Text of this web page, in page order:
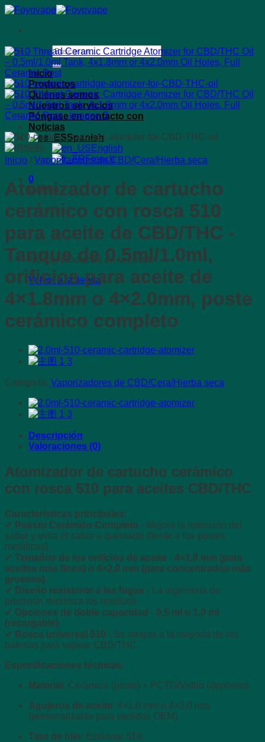
Saltar
contenido
Buscar:
Inicio
Productos
Quiénes somos
Nuestros servicios
Póngase en contacto con
Noticias
Spanish
English
French
0
Carrito
No hay productos en la cesta.
Volver a la tienda
Inicio / Vaporizadores de CBD/Cera/Hierba seca
Atomizador de cartucho
cerámico con rosca 510
para aceite de CBD/THC -
Tanque de 0.5ml/1.0ml,
orificios para aceite de
4×1.8mm o 4×2.0mm, poste
cerámico completo
Categoría: Vaporizadores de CBD/Cera/Hierba seca
Descripción
Valoraciones (0)
Atomizador de cartucho cerámico
con rosca 510 para aceites CBD/THC
Características principales:
✔ Puesto Cerámico Completo - Mejora la retención del
sabor y evita el sabor a quemado (frente a los postes
metálicos).
✔ Tamaños de los orificios de aceite - 4×1,8 mm (para
aceites más finos) o 4×2,0 mm (para concentrados más
gruesos).
✔ Diseño resistente a las fugas - La ingeniería de
precisión minimiza los residuos.
✔ Opciones de doble capacidad - 0,5 ml o 1,0 ml
(recargable).
✔ Rosca universal 510 - Se adapta a la mayoría de las
baterías para vapear CBD/THC.
Especificaciones técnicas:
Material : Cerámica (poste) + PCTG/Vidrio (depósito).
Agujeros de aceite: 4×1,8 mm o 4×2,0 mm
(personalizable para pedidos OEM).
Tipo de hilo: Estándar 510.